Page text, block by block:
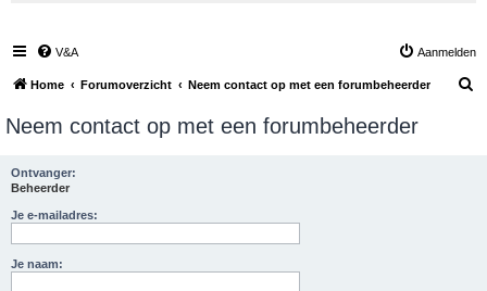
V&A Aanmelden
Home Forumoverzicht Neem contact op met een forumbeheerder
Neem contact op met een forumbeheerder
Ontvanger:
Beheerder
Je e-mailadres:
Je naam: